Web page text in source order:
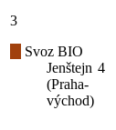
3
Svoz BIO
Jenštejn
(Praha-
východ)
4